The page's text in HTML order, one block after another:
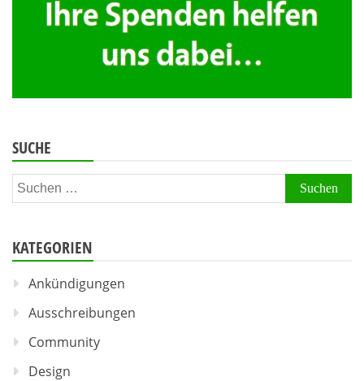
SUCHE
Suchen
nach:
KATEGORIEN
Ankündigungen
Ausschreibungen
Community
Design